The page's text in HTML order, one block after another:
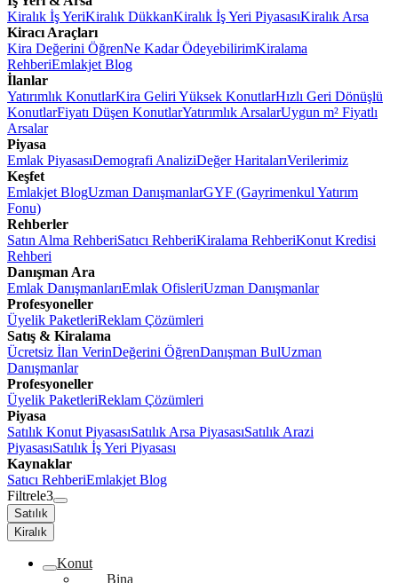
Kiralık İş YeriKiralık DükkanKiralık İş Yeri PiyasasıKiralık Arsa
Kiracı Araçları
Kira Değerini ÖğrenNe Kadar ÖdeyebilirimKiralama
RehberiEmlakjet Blog
İlanlar
Yatırımlık KonutlarKira Geliri Yüksek KonutlarHızlı Geri Dönüşlü
KonutlarFiyatı Düşen KonutlarYatırımlık ArsalarUygun m² Fiyatlı
Arsalar
Piyasa
Emlak PiyasasıDemografi AnaliziDeğer HaritalarıVerilerimiz
Keşfet
Emlakjet BlogUzman DanışmanlarGYF (Gayrimenkul Yatırım
Fonu)
Rehberler
Satın Alma RehberiSatıcı RehberiKiralama RehberiKonut Kredisi
Rehberi
Danışman Ara
Emlak DanışmanlarıEmlak OfisleriUzman Danışmanlar
Profesyoneller
Üyelik PaketleriReklam Çözümleri
Satış & Kiralama
Ücretsiz İlan VerinDeğerini ÖğrenDanışman BulUzman
Danışmanlar
Profesyoneller
Üyelik PaketleriReklam Çözümleri
Piyasa
Satılık Konut PiyasasıSatılık Arsa PiyasasıSatılık Arazi
PiyasasıSatılık İş Yeri Piyasası
Kaynaklar
Satıcı RehberiEmlakjet Blog
Filtrele3
Satılık
Kiralık
Konut
Bina